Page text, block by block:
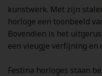
kunstwerk. Met zijn
horloge een toonbeeld
Bovendien is het
een vleugje verfijning en
Festina horloges staan